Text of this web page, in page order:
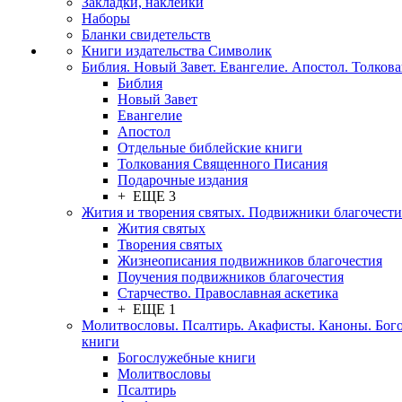
Наборы
Бланки свидетельств
Книги издательства Символик
Библия. Новый Завет. Евангелие. Апостол.
Библия
Новый Завет
Евангелие
Апостол
Отдельные библейские книги
Толкования Священного Писания
Подарочные издания
+ ЕЩЕ 3
Жития и творения святых. Подвижники
Жития святых
Творения святых
Жизнеописания подвижников благочестия
Поучения подвижников благочестия
Старчество. Православная аскетика
+ ЕЩЕ 1
Молитвословы. Псалтирь. Акафисты. Каноны.
книги
Богослужебные книги
Молитвословы
Псалтирь